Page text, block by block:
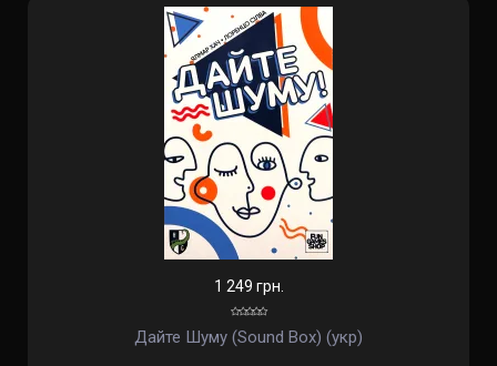
1 249 грн.
Дайте Шуму (Sound Box) (укр)